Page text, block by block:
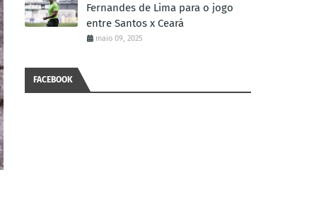
Fernandes de Lima para o jogo
entre Santos x Ceará
maio 09, 2025
FACEBOOK